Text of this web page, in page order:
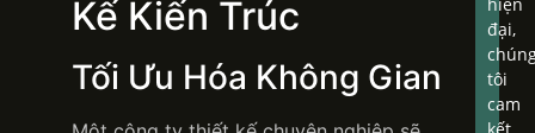
Kế Kiến Trúc
Tối Ưu Hóa Không Gian
hiện
đại,
tôi
cam